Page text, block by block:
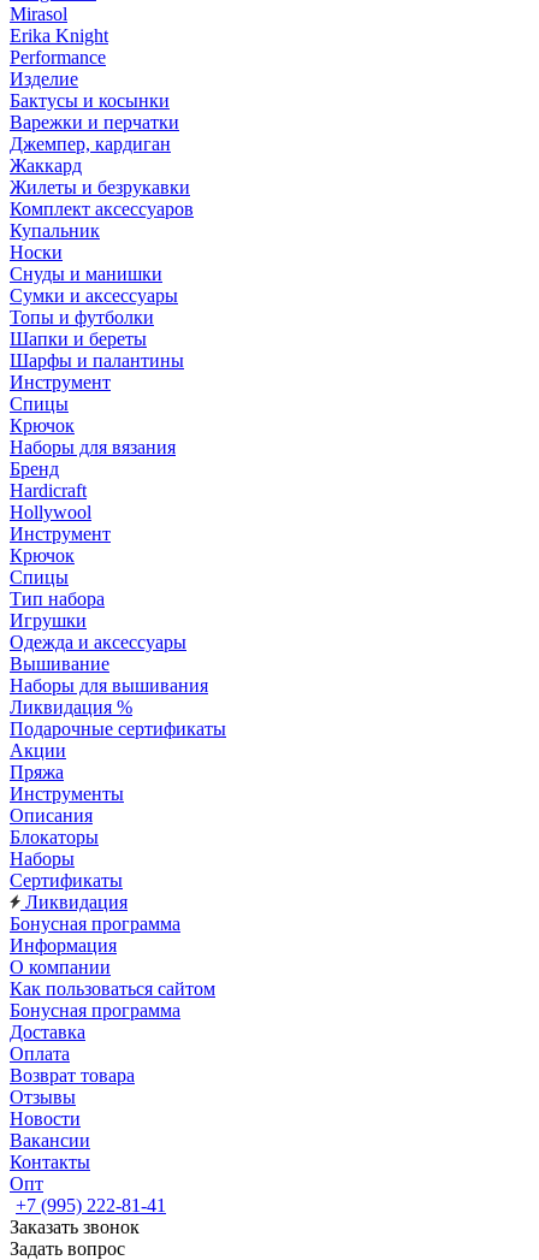
Mirasol
Erika Knight
Performance
Изделие
Бактусы и косынки
Варежки и перчатки
Джемпер, кардиган
Жаккард
Жилеты и безрукавки
Комплект аксессуаров
Купальник
Носки
Снуды и манишки
Сумки и аксессуары
Топы и футболки
Шапки и береты
Шарфы и палантины
Инструмент
Спицы
Крючок
Наборы для вязания
Бренд
Hardicraft
Hollywool
Инструмент
Крючок
Спицы
Тип набора
Игрушки
Одежда и аксессуары
Вышивание
Наборы для вышивания
Ликвидация %
Подарочные сертификаты
Акции
Пряжа
Инструменты
Описания
Блокаторы
Наборы
Сертификаты
Ликвидация
Бонусная программа
Информация
О компании
Как пользоваться сайтом
Бонусная программа
Доставка
Оплата
Возврат товара
Отзывы
Новости
Вакансии
Контакты
Опт
+7 (995) 222-81-41
Заказать звонок
Задать вопрос